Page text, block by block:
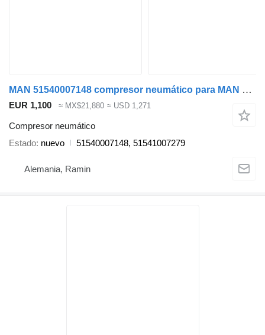
MAN 51540007148 compresor neumático para MAN TGX TGS cabeza tractora
EUR 1,100 ≈ MX$21,880 ≈ USD 1,271
Compresor neumático
Estado nuevo 51540007148, 51541007279
Alemania, Ramin